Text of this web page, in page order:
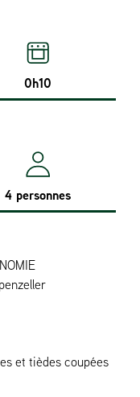
0h10
4 personnes
et tièdes coupées